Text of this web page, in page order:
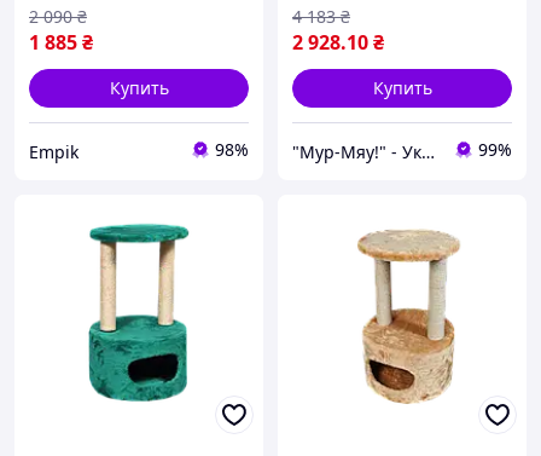
1 885₴
2 090 ₴
Купить
Empik 98%
2 928.10₴
4 183 ₴
Купить
"Мур-Мяу!" - Украинский производитель мебели для домашних животных! 99%